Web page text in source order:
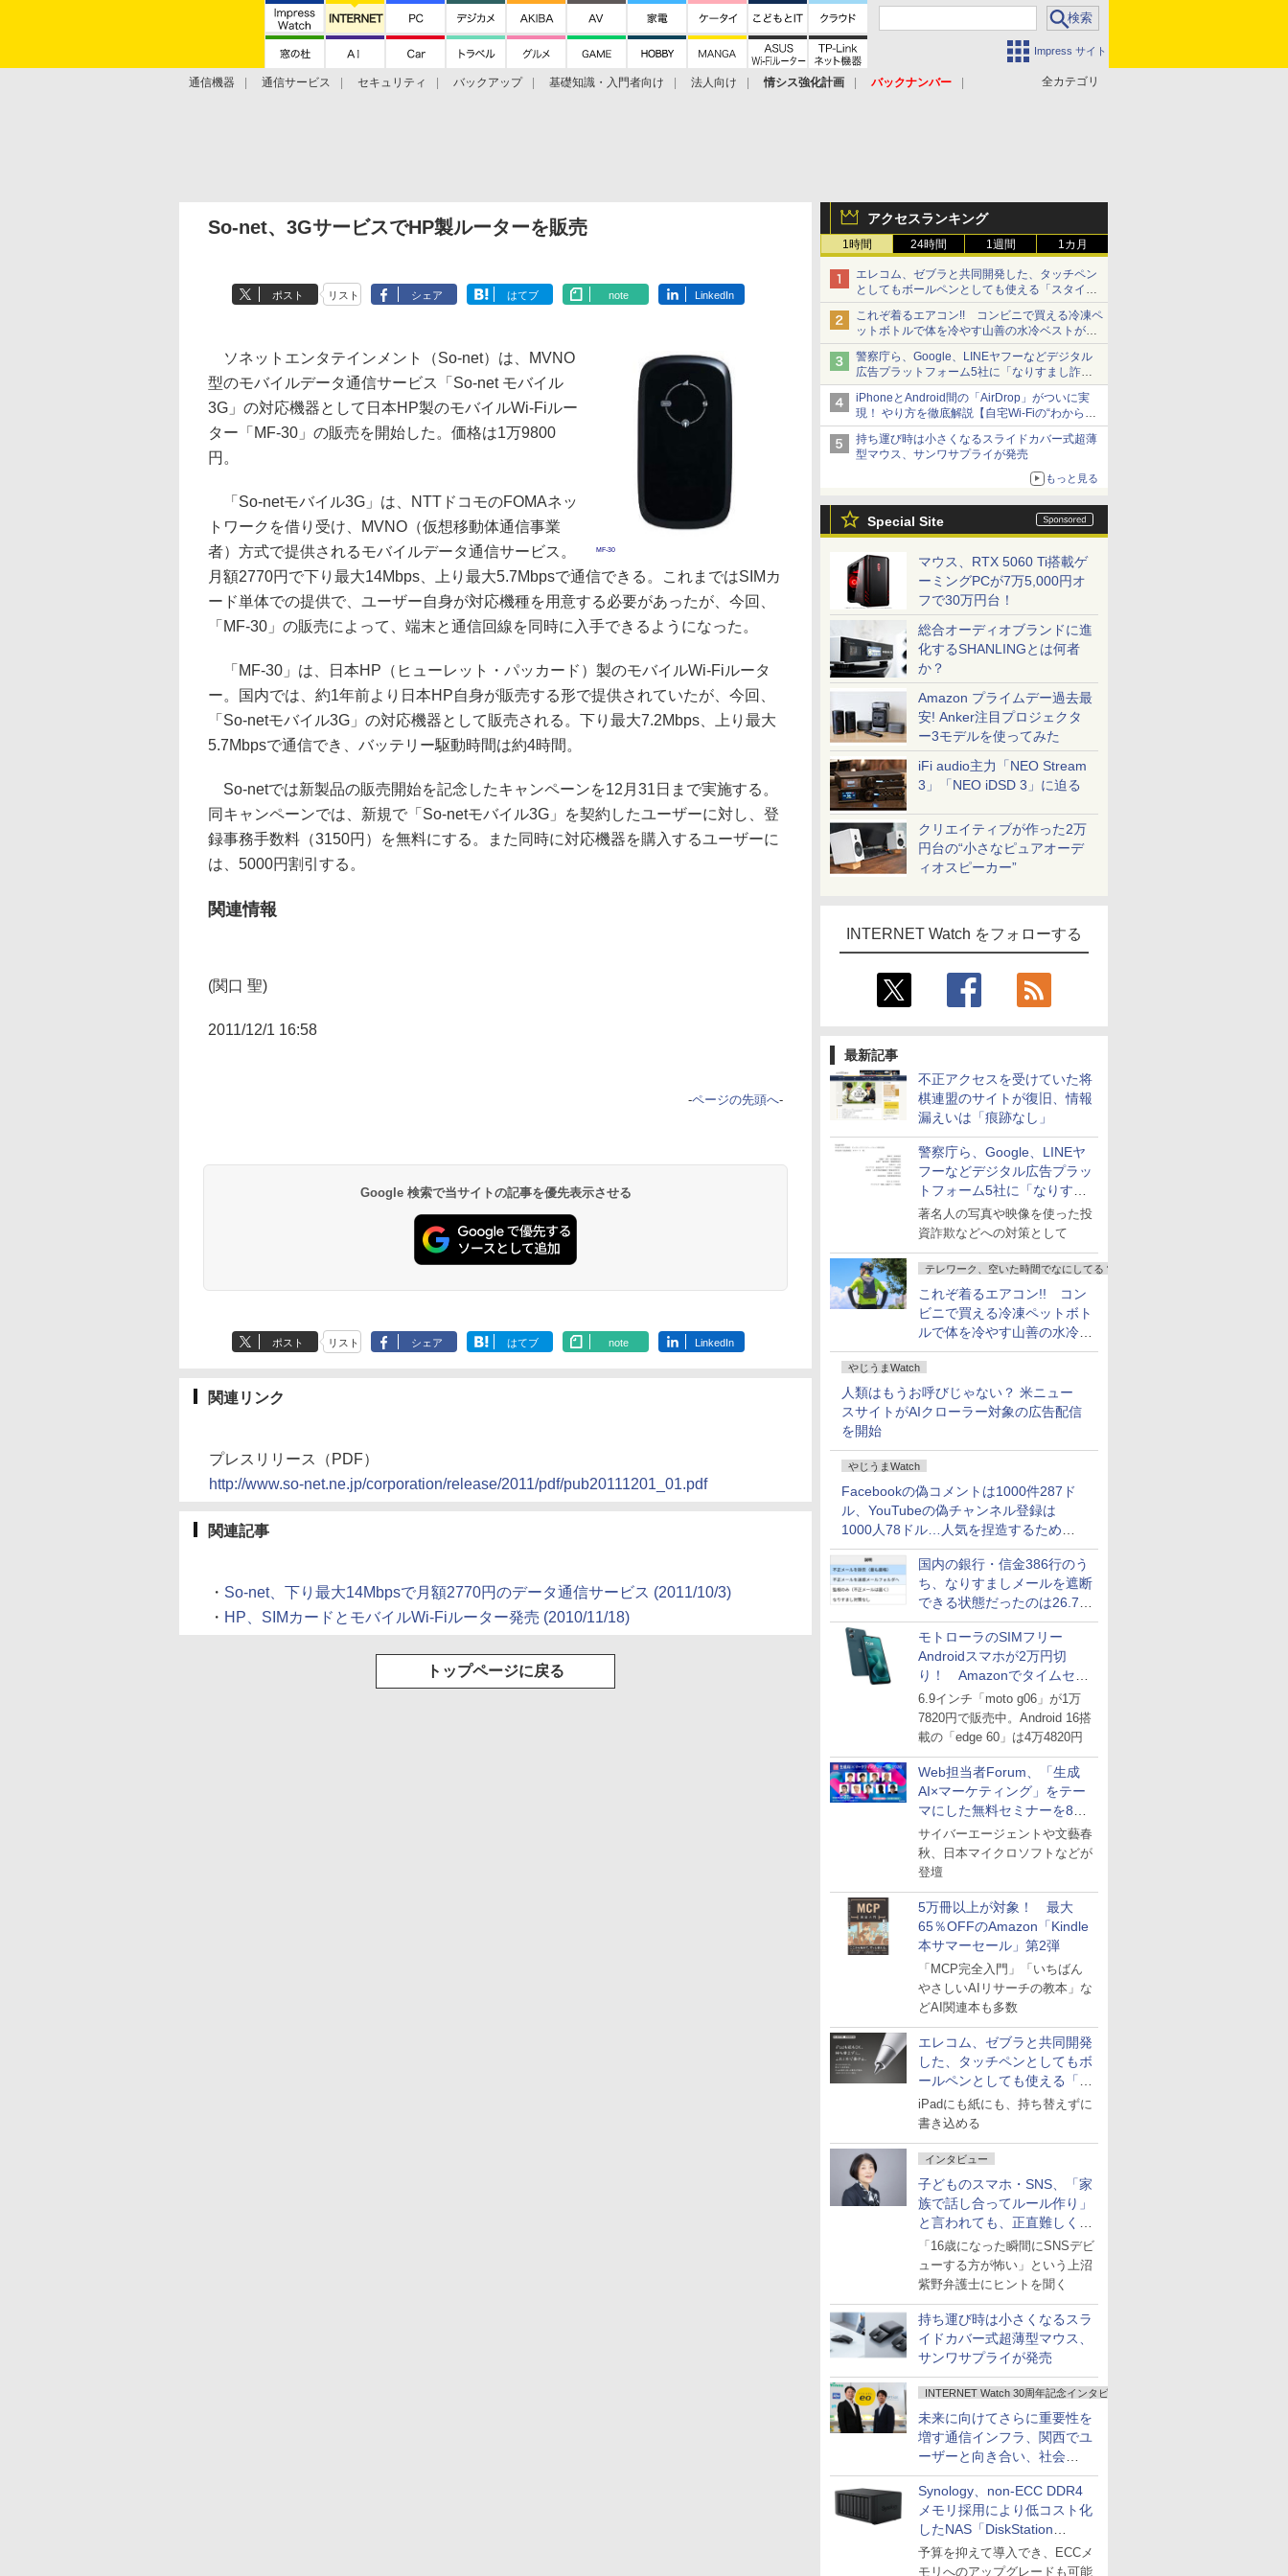
Impress サイト
全カテゴリ
通信機器 通信サービス セキュリティ バックアップ 基礎知識・入門者向け 法人向け 情シス強化計画
バックナンバー
アクセスランキング
1時間 24時間 1週間 1カ月
エレコム、ゼブラと共同開発した、タッチペン
としてもボールペンとしても使える「スタイラ
スツーウェイ」発売 iPadにも紙にも、持ち替
えずに書き込める
これぞ着るエアコン!! コンビニで買える冷凍ペ
ットボトルで体を冷やす山善の水冷ベストがロ
ードバイクにちょうどいい【ぼっち・ざ・ろー
ど！その14】【空いた時間でなにしてる？】
警察庁ら、Google、LINEヤフーなどデジタル
広告プラットフォーム5社に「なりすまし詐欺
広告」対策強化を要請 著名人の写真や映像を
使った投資詐欺などへの対策として
iPhoneとAndroid間の「AirDrop」がついに実
現！ やり方を徹底解説【自宅Wi-Fiの“わからな
い”をスッキリ！】
持ち運び時は小さくなるスライドカバー式超薄
型マウス、サンワサプライが発売
もっと見る
Special Site
マウス、RTX 5060 Ti搭載ゲ
ーミングPCが7万5,000円オ
フで30万円台！
総合オーディオブランドに進
化するSHANLINGとは何者
か？
Amazon プライムデー過去最
安! Anker注目プロジェクタ
ー3モデルを使ってみた
iFi audio主力「NEO Stream
3」「NEO iDSD 3」に迫る
クリエイティブが作った2万
円台の“小さなピュアオーデ
ィオスピーカー”
INTERNET Watch をフォローする
最新記事
不正アクセスを受けていた将
棋連盟のサイトが復旧、情報
漏えいは「痕跡なし」
警察庁ら、Google、LINEヤ
フーなどデジタル広告プラッ
トフォーム5社に「なりすま
し詐欺広告」対策強化を要請
著名人の写真や映像を使った投
資詐欺などへの対策として
テレワーク、空いた時間でなにしてる？
これぞ着るエアコン!! コン
ビニで買える冷凍ペットボト
ルで体を冷やす山善の水冷ベ
ストがロードバイクにちょう
どいい【ぼっち・ざ・ろー
ど！その14】
やじうまWatch
人類はもうお呼びじゃない？ 米ニュー
スサイトがAIクローラー対象の広告配信
を開始
やじうまWatch
Facebookの偽コメントは1000件287ド
ル、YouTubeの偽チャンネル登録は
1000人78ドル…人気を捏造するための
価格リストが公開中
国内の銀行・信金386行のう
ち、なりすましメールを遮断
できる状態だったのは26.7％
にとどまる～GMOブランド
セキュリティ調査
モトローラのSIMフリー
Androidスマホが2万円切
り！ Amazonでタイムセー
ル
6.9インチ「moto g06」が1万
7820円で販売中。Android 16搭
載の「edge 60」は4万4820円
Web担当者Forum、「生成
AI×マーケティング」をテー
マにした無料セミナーを8月
27日にオンライン開催
サイバーエージェントや文藝春
秋、日本マイクロソフトなどが
登壇
5万冊以上が対象！ 最大
65％OFFのAmazon「Kindle
本サマーセール」第2弾
「MCP完全入門」「いちばん
やさしいAIリサーチの教本」な
どAI関連本も多数
エレコム、ゼブラと共同開発
した、タッチペンとしてもボ
ールペンとしても使える「ス
タイラスツーウェイ」発売
iPadにも紙にも、持ち替えずに
書き込める
インタビュー
子どものスマホ・SNS、「家
族で話し合ってルール作り」
と言われても、正直難しくな
いですか？
「16歳になった瞬間にSNSデビ
ューする方が怖い」という上沼
紫野弁護士にヒントを聞く
持ち運び時は小さくなるスラ
イドカバー式超薄型マウス、
サンワサプライが発売
INTERNET Watch 30周年記念インタビュー
未来に向けてさらに重要性を
増す通信インフラ、関西でユ
ーザーと向き合い、社会
の“あたらしい”を起動し続け
る～オプテージ
Synology、non-ECC DDR4
メモリ採用により低コスト化
したNAS「DiskStation
neo+」シリーズ
予算を抑えて導入でき、ECCメ
モリへのアップグレードも可能
So-net、3GサービスでHP製ルーターを販売
ポスト リスト シェア はてブ note LinkedIn
MF-30
ソネットエンタテインメント（So-net）は、MVNO
型のモバイルデータ通信サービス「So-net モバイル
3G」の対応機器として日本HP製のモバイルWi-Fiルー
ター「MF-30」の販売を開始した。価格は1万9800
円。
「So-netモバイル3G」は、NTTドコモのFOMAネッ
トワークを借り受け、MVNO（仮想移動体通信事業
者）方式で提供されるモバイルデータ通信サービス。
月額2770円で下り最大14Mbps、上り最大5.7Mbpsで通信できる。これまではSIMカ
ード単体での提供で、ユーザー自身が対応機種を用意する必要があったが、今回、
「MF-30」の販売によって、端末と通信回線を同時に入手できるようになった。
「MF-30」は、日本HP（ヒューレット・パッカード）製のモバイルWi-Fiルータ
ー。国内では、約1年前より日本HP自身が販売する形で提供されていたが、今回、
「So-netモバイル3G」の対応機器として販売される。下り最大7.2Mbps、上り最大
5.7Mbpsで通信でき、バッテリー駆動時間は約4時間。
So-netでは新製品の販売開始を記念したキャンペーンを12月31日まで実施する。
同キャンペーンでは、新規で「So-netモバイル3G」を契約したユーザーに対し、登
録事務手数料（3150円）を無料にする。また同時に対応機器を購入するユーザーに
は、5000円割引する。
関連情報
(関口 聖)
2011/12/1 16:58
-ページの先頭へ-
Google 検索で当サイトの記事を優先表示させる
ポスト リスト シェア はてブ note LinkedIn
関連リンク
プレスリリース（PDF）
http://www.so-net.ne.jp/corporation/release/2011/pdf/pub20111201_01.pdf
関連記事
・ So-net、下り最大14Mbpsで月額2770円のデータ通信サービス (2011/10/3)
・ HP、SIMカードとモバイルWi-Fiルーター発売 (2010/11/18)
トップページに戻る